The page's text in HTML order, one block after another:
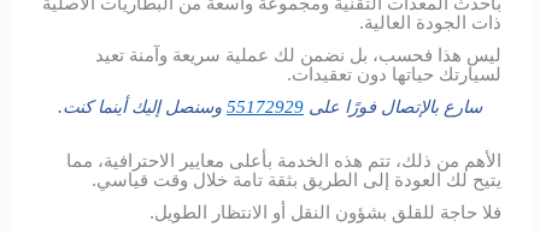
بأحدث المعدات التقنية ومجموعة واسعة من البطاريات الأصلية
ذات الجودة العالية.
ليس هذا فحسب، بل نضمن لك عملية سريعة وآمنة تعيد
لسيارتك حياتها دون تعقيدات.
سارع بالإتصال فورًا على 55172929 وسنصل إليك أينما كنت.
الأهم من ذلك، تتم هذه الخدمة بأعلى معايير الاحترافية، مما
يتيح لك العودة إلى الطريق بثقة تامة خلال وقت قياسي.
فلا حاجة للقلق بشؤون النقل أو الانتظار الطويل.